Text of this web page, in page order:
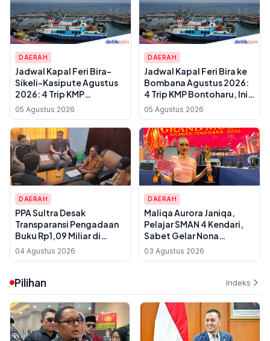
DAERAH
Jadwal Kapal Feri Bira-
Sikeli-Kasipute Agustus
2026: 4 Trip KMP
Bontoharu dan Rincian
Harga Tiket Dewasa
hingga Kendaraan
Golongan IX
05 Agustus 2026
DAERAH
Jadwal Kapal Feri Bira ke
Bombana Agustus 2026:
4 Trip KMP Bontoharu, Ini
Rincian Harga Tiket
Dewasa hingga Golongan
IX
05 Agustus 2026
DAERAH
PPA Sultra Desak
Transparansi Pengadaan
Buku Rp1,09 Miliar di
Konawe, Plt Kadis Dikbud
Buka Suara soal Dua
04 Agustus 2026
DAERAH
Maliqa Aurora Janiqa,
Pelajar SMAN 4 Kendari,
Sabet Gelar Nona
Indonesia Sultra 2026 dan
Siap Berlaga di
03 Agustus 2026
Pilihan Indeks